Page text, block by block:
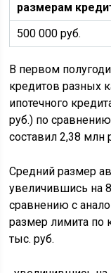
размерам
500 000 руб.
В первом
кредитов разных
ипотечного
руб.) по
составил 2,38 млн
Средний размер
увеличившись на
сравнению с
размер лимита по
тыс. руб.